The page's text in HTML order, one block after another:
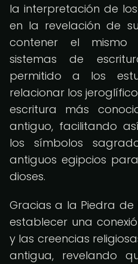
la interpretación de
en la revelación de
contener el mismo
sistemas de
permitido a los
relacionar los
escritura más
antiguo, facilitando
los símbolos
antiguos egipcios
dioses.
Gracias a la Piedra
establecer una
y las creencias
antigua, revelando